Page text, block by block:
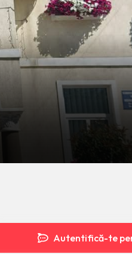
Autentifică-te